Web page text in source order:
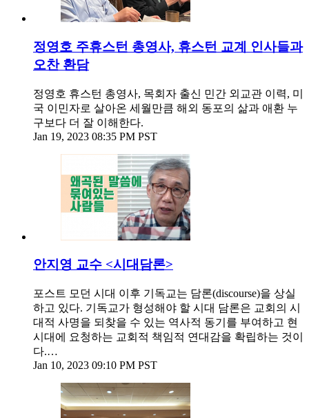
정영호 주휴스턴 총영사, 휴스턴 교계 인사들과
오찬 환담
정영호 휴스턴 총영사, 목회자 출신 민간 외교관 이력, 미
국 이민자로 살아온 세월만큼 해외 동포의 삶과 애환 누
구보다 더 잘 이해한다.
Jan 19, 2023 08:35 PM PST
안지영 교수 <시대담론>
포스트 모던 시대 이후 기독교는 담론(discourse)을 상실
하고 있다. 기독교가 형성해야 할 시대 담론은 교회의 시
대적 사명을 되찾을 수 있는 역사적 동기를 부여하고 현
시대에 요청하는 교회적 책임적 연대감을 확립하는 것이
다.…
Jan 10, 2023 09:10 PM PST